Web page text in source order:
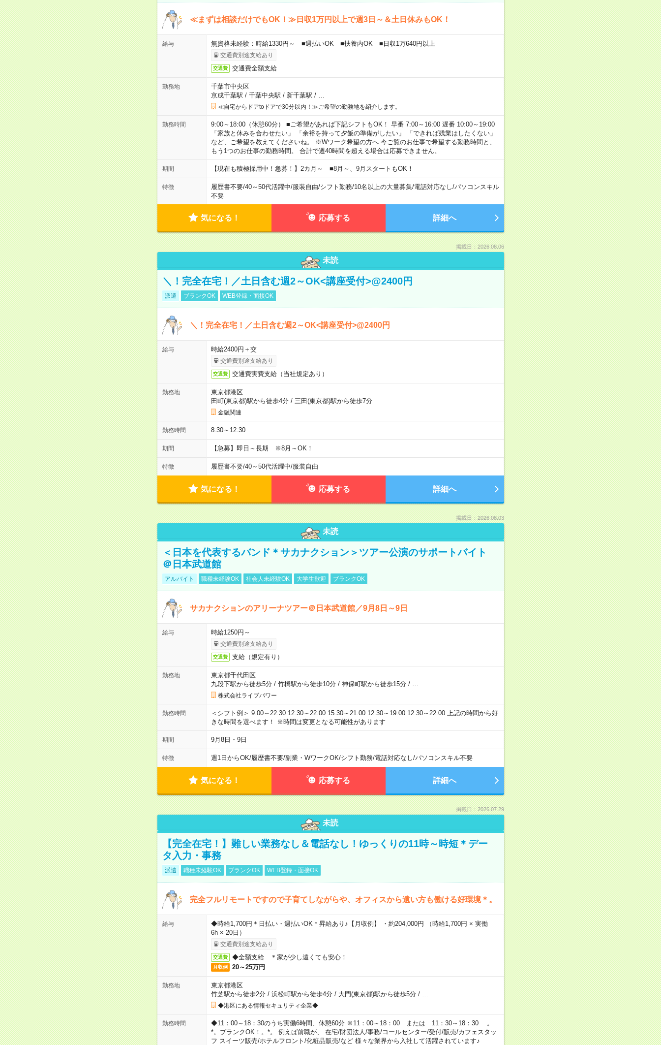
≪まずは相談だけでもOK！≫日収1万円以上で週3日～＆土日休みもOK！
給与 無資格未経験：時給1330円～ ■週払いOK ■扶養内OK ■日収1万640円以上
交通費別途支給あり
交通費 交通費全額支給
勤務地
千葉市中央区
京成千葉駅 / 千葉中央駅 / 新千葉駅 /
≪自宅からドアtoドアで30分以内！≫ご希望の勤務地を紹介します。
勤務時間
9:00～18:00（休憩60分） ■ご希望があれば下記シフトもOK！ 早番 7:00～16:00 遅番 10:00～19:00
「家族と休みを合わせたい」 「余裕を持って夕飯の準備がしたい」 「できれば残業はしたくない」
など、ご希望を教えてくださいね。 ※Wワーク希望の方へ 今ご覧のお仕事で希望する勤務時間と、
もう1つのお仕事の勤務時間。 合計で週40時間を超える場合は応募できません。
期間 【現在も積極採用中！急募！】2カ月～ ■8月～、9月スタートもOK！
特徴 履歴書不要/40～50代活躍中/服装自由/シフト勤務/10名以上の大量募集/電話対応なし/パソコンスキル
不要
気になる！ 応募する 詳細へ
掲載日：2026.08.06
未読
＼！完全在宅！／土日含む週2～OK<講座受付>@2400円
派遣 ブランクOK WEB登録・面接OK
＼！完全在宅！／土日含む週2～OK<講座受付>@2400円
給与 時給2400円＋交
交通費別途支給あり
交通費 交通費実費支給（当社規定あり）
勤務地
東京都港区
田町(東京都)駅から徒歩4分/ 三田(東京都)駅から徒歩7分
金融関連
勤務時間 8:30～12:30
期間 【急募】即日～長期 ※8月～OK！
特徴 履歴書不要/40～50代活躍中/服装自由
気になる！ 応募する 詳細へ
掲載日：2026.08.03
未読
＜日本を代表するバンド＊サカナクション＞ツアー公演のサポートバイト
＠日本武道館
アルバイト 職種未経験OK 社会人未経験OK 大学生歓迎 ブランクOK
サカナクションのアリーナツアー＠日本武道館／9月8日～9日
給与 時給1250円～
交通費別途支給あり
交通費 支給（規定有り）
勤務地
東京都千代田区
九段下駅から徒歩5分/ 竹橋駅から徒歩10分/ 神保町駅から徒歩15分/
株式会社ライブパワー
勤務時間
＜シフト例＞ 9:00～22:30 12:30～22:00 15:30～21:00 12:30～19:00 12:30～22:00 上記の時間から好
きな時間を選べます！ ※時間は変更となる可能性があります
期間 9月8日・9日
特徴 週1日からOK/履歴書不要/副業・WワークOK/シフト勤務/電話対応なし/パソコンスキル不要
気になる！ 応募する 詳細へ
掲載日：2026.07.29
未読
【完全在宅！】難しい業務なし＆電話なし！ゆっくりの11時～時短＊デー
タ入力・事務
派遣 職種未経験OK ブランクOK WEB登録・面接OK
完全フルリモートですので子育てしながらや、オフィスから遠い方も働ける好環境＊。
給与
◆時給1,700円＊日払い・週払いOK＊昇給あり♪【月収例】 ・約204,000円 （時給1,700円 × 実働
6h × 20日）
交通費別途支給あり
交通費 ◆全額支給 ＊家が少し遠くても安心！
月収例 20～25万円
勤務地
東京都港区
竹芝駅から徒歩2分/ 浜松町駅から徒歩4分/ 大門(東京都)駅から徒歩5分/
◆港区にある情報セキュリティ企業◆
勤務時間
◆11：00～18：30のうち実働6時間、休憩60分 ※11：00～18：00 または 11：30～18：30 。
*。ブランクOK！。*。 例えば前職が、 在宅/財団法人/事務/コールセンター/受付/販売/カフェスタッ
フ スイーツ販売/ホテルフロント/化粧品販売/など 様々な業界から入社して活躍されています♪